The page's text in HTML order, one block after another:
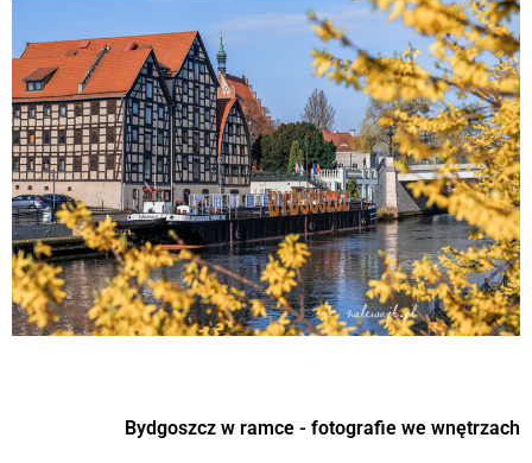
Bydgoszcz w ramce - fotografie we wnętrzach